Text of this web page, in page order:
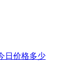
日价格多少